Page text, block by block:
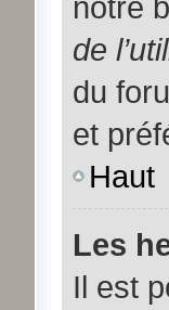
de
du
et
Haut
Les
Il est